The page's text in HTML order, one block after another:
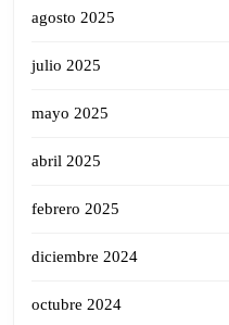
agosto 2025
julio 2025
mayo 2025
abril 2025
febrero 2025
diciembre 2024
octubre 2024